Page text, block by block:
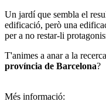
Un jardí que sembla el
edificació, però una
per a no restar-li
T'animes a anar a la
província de Barcelona?
Més informació: